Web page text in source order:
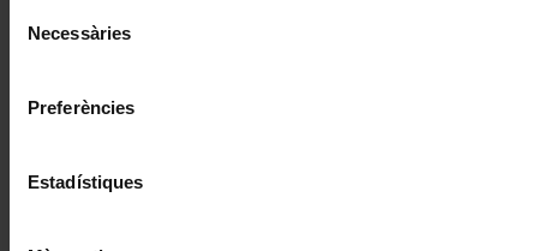
nostra Política de Cookies
Necessàries
Preferències
Estadístiques
El Sant Pau Festival presenta una